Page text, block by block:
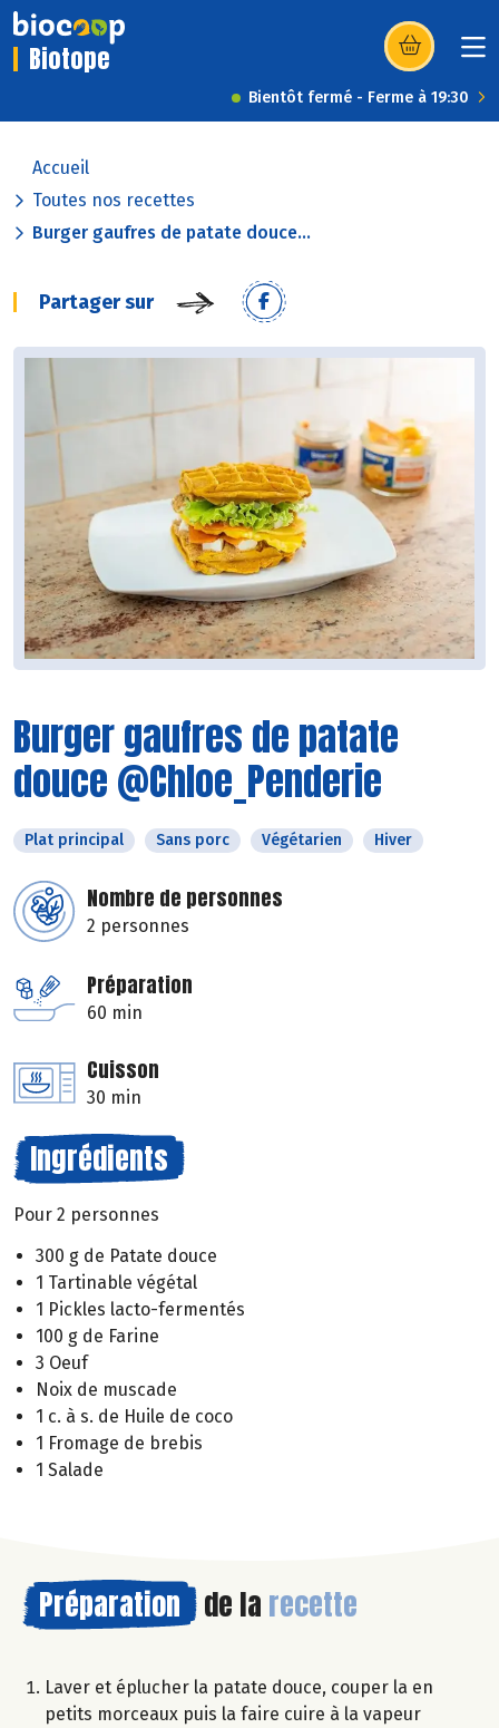
Biotope (s’ouvre dans
Bientôt fermé - Ferme à 19:30
Accueil
Toutes nos recettes
Burger gaufres de patate douce...
Partager sur
Burger gaufres de patate
douce @Chloe_Penderie
Plat principal Sans porc Végétarien Hiver
Nombre de personnes
2 personnes
Préparation
60 min
Cuisson
30 min
Ingrédients
Pour 2 personnes
300 g de Patate douce
1 Tartinable végétal
1 Pickles lacto-fermentés
100 g de Farine
3 Oeuf
Noix de muscade
1 c. à s. de Huile de coco
1 Fromage de brebis
1 Salade
Préparation de la recette
Laver et éplucher la patate douce, couper la en
petits morceaux puis la faire cuire à la vapeur